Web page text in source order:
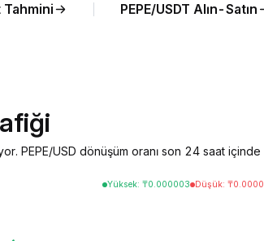
Tahmini PEPE/USDT Alın-Satın
PEPE/USD dönüşüm oranı son 24 saat
Yüksek: ₸0.000003 Düşük: ₸